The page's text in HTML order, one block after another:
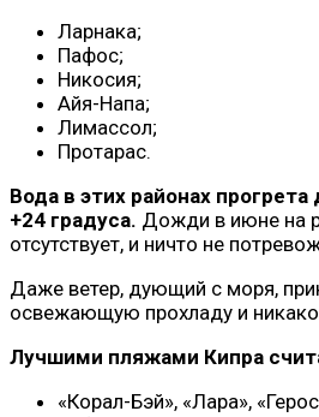
Ларнака;
Пафос;
Никосия;
Айя-Напа;
Лимассол;
Протарас.
Вода в этих районах
+24 градуса. Дожди в июне на
отсутствует, и ничто не
Даже ветер, дующий с моря,
освежающую прохладу и
Лучшими пляжами Кипра
«Корал-Бэй», «Лара»,